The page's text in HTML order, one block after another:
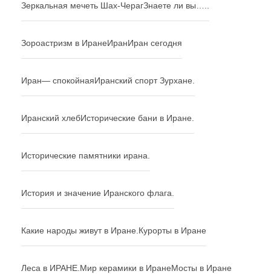
Зеркальная мечеть Шах-ЧерагЗнаете ли вы…..
Зороастризм в ИранеИранИран сегодня
Иран— спокойнаяИранский спорт Зурхане.
Иранский хлебИсторические бани в Иране.
Исторические памятники ирана.
История и значение Иранского флага.
Какие народы живут в Иране.Курорты в Иране
Леса в ИРАНЕ.Мир керамики в ИранеМосты в Иране